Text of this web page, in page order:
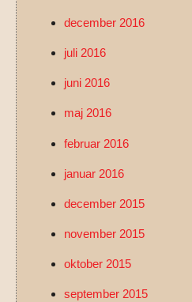
december 2016
juli 2016
juni 2016
maj 2016
februar 2016
januar 2016
december 2015
november 2015
oktober 2015
september 2015